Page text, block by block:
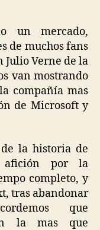
un mercado,
de muchos fans
Julio Verne de la
van mostrando
compañía mas
de Microsoft y
la historia de
afición por la
completo, y
tras abandonar
que
la mas que